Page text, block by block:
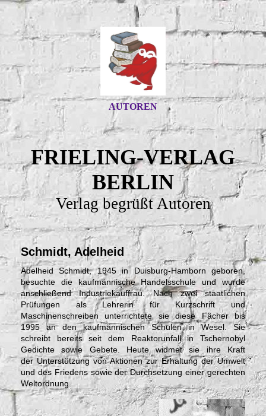
AUTOREN
FRIELING-VERLAG
BERLIN
Verlag begrüßt Autoren
Schmidt, Adelheid
Adelheid Schmidt, 1945 in Duisburg-Hamborn geboren,
besuchte die kaufmännische Handelsschule und wurde
anschließend Industriekauffrau. Nach zwei staatlichen
Prüfungen als Lehrerin für Kurzschrift und
Maschinenschreiben unterrichtete sie diese Fächer bis
1995 an den kaufmännischen Schulen in Wesel. Sie
schreibt bereits seit dem Reaktorunfall in Tschernobyl
Gedichte sowie Gebete. Heute widmet sie ihre Kraft
derUnterstützung von Aktionen zur Erhaltung der Umwelt
und des Friedens sowie der Durchsetzung einer gerechten
Weltordnung.